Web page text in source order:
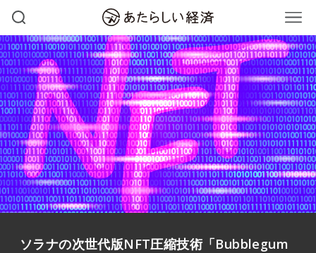
ソラナの次世代版NFT圧縮技術「Bubblegum